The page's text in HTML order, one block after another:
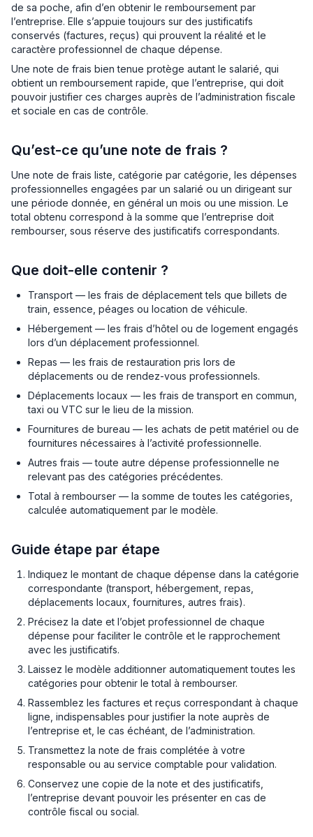
de sa poche, afin d’en obtenir le remboursement par
l’entreprise. Elle s’appuie toujours sur des justificatifs
conservés (factures, reçus) qui prouvent la réalité et le
caractère professionnel de chaque dépense.
Une note de frais bien tenue protège autant le salarié, qui
obtient un remboursement rapide, que l’entreprise, qui doit
pouvoir justifier ces charges auprès de l’administration fiscale
et sociale en cas de contrôle.
Qu’est-ce qu’une note de frais ?
Une note de frais liste, catégorie par catégorie, les dépenses
professionnelles engagées par un salarié ou un dirigeant sur
une période donnée, en général un mois ou une mission. Le
total obtenu correspond à la somme que l’entreprise doit
rembourser, sous réserve des justificatifs correspondants.
Que doit-elle contenir ?
Transport — les frais de déplacement tels que billets de
train, essence, péages ou location de véhicule.
Hébergement — les frais d’hôtel ou de logement engagés
lors d’un déplacement professionnel.
Repas — les frais de restauration pris lors de
déplacements ou de rendez-vous professionnels.
Déplacements locaux — les frais de transport en commun,
taxi ou VTC sur le lieu de la mission.
Fournitures de bureau — les achats de petit matériel ou de
fournitures nécessaires à l’activité professionnelle.
Autres frais — toute autre dépense professionnelle ne
relevant pas des catégories précédentes.
Total à rembourser — la somme de toutes les catégories,
calculée automatiquement par le modèle.
Guide étape par étape
Indiquez le montant de chaque dépense dans la catégorie
correspondante (transport, hébergement, repas,
déplacements locaux, fournitures, autres frais).
Précisez la date et l’objet professionnel de chaque
dépense pour faciliter le contrôle et le rapprochement
avec les justificatifs.
Laissez le modèle additionner automatiquement toutes les
catégories pour obtenir le total à rembourser.
Rassemblez les factures et reçus correspondant à chaque
ligne, indispensables pour justifier la note auprès de
l’entreprise et, le cas échéant, de l’administration.
Transmettez la note de frais complétée à votre
responsable ou au service comptable pour validation.
Conservez une copie de la note et des justificatifs,
l’entreprise devant pouvoir les présenter en cas de
contrôle fiscal ou social.